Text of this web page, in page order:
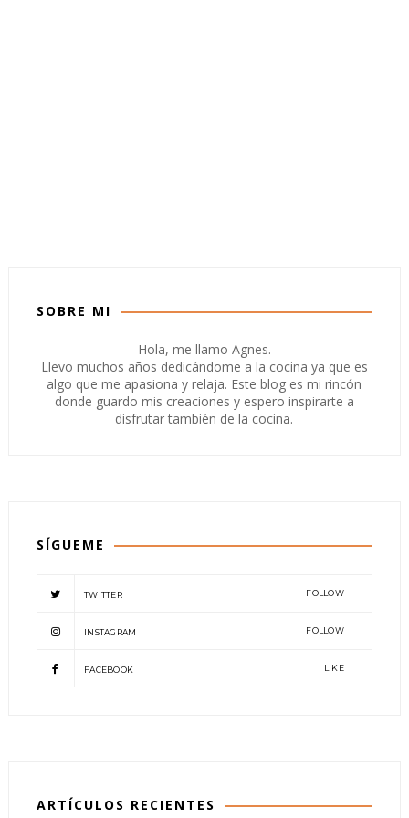
SOBRE MI
Hola, me llamo Agnes.
Llevo muchos años dedicándome a la cocina ya que es
algo que me apasiona y relaja. Este blog es mi rincón
donde guardo mis creaciones y espero inspirarte a
disfrutar también de la cocina.
SÍGUEME
TWITTER FOLLOW
INSTAGRAM FOLLOW
FACEBOOK LIKE
ARTÍCULOS RECIENTES